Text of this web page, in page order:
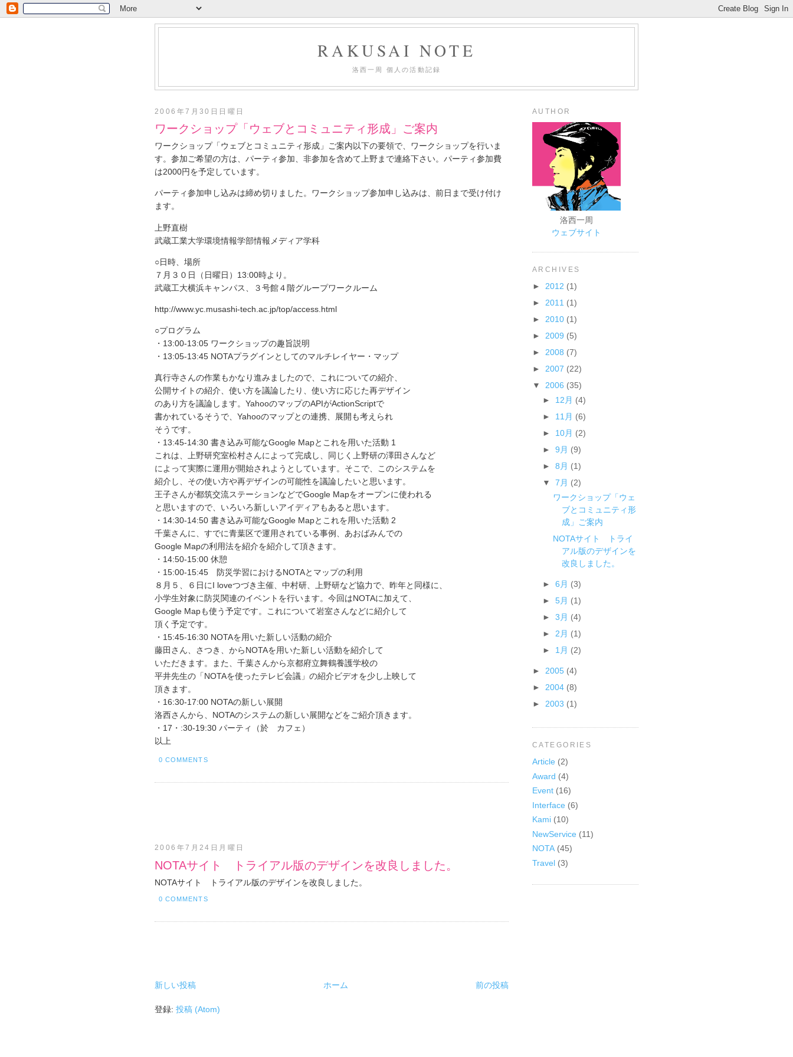
RAKUSAI NOTE
洛西一周 個人の活動記録
2006年7月30日日曜日
ワークショップ「ウェブとコミュニティ形成」ご案内
ワークショップ「ウェブとコミュニティ形成」ご案内以下の要領で、ワークショップを行いま
す。参加ご希望の方は、パーティ参加、非参加を含めて上野まで連絡下さい。パーティ参加費
は2000円を予定しています。
パーティ参加申し込みは締め切りました。ワークショップ参加申し込みは、前日まで受け付け
ます。
上野直樹
武蔵工業大学環境情報学部情報メディア学科
○日時、場所
７月３０日（日曜日）13:00時より。
武蔵工大横浜キャンパス、３号館４階グループワークルーム
http://www.yc.musashi-tech.ac.jp/top/access.html
○プログラム
・13:00-13:05 ワークショップの趣旨説明
・13:05-13:45 NOTAプラグインとしてのマルチレイヤー・マップ
真行寺さんの作業もかなり進みましたので、これについての紹介、
公開サイトの紹介、使い方を議論したり、使い方に応じた再デザイン
のあり方を議論します。YahooのマップのAPIがActionScriptで
書かれているそうで、Yahooのマップとの連携、展開も考えられ
そうです。
・13:45-14:30 書き込み可能なGoogle Mapとこれを用いた活動 1
これは、上野研究室松村さんによって完成し、同じく上野研の澤田さんなど
によって実際に運用が開始されようとしています。そこで、このシステムを
紹介し、その使い方や再デザインの可能性を議論したいと思います。
王子さんが都筑交流ステーションなどでGoogle Mapをオープンに使われる
と思いますので、いろいろ新しいアイディアもあると思います。
・14:30-14:50 書き込み可能なGoogle Mapとこれを用いた活動 2
千葉さんに、すでに青葉区で運用されている事例、あおばみんでの
Google Mapの利用法を紹介を紹介して頂きます。
・14:50-15:00 休憩
・15:00-15:45 防災学習におけるNOTAとマップの利用
８月５、６日にI loveつづき主催、中村研、上野研など協力で、昨年と同様に、
小学生対象に防災関連のイベントを行います。今回はNOTAに加えて、
Google Mapも使う予定です。これについて岩室さんなどに紹介して
頂く予定です。
・15:45-16:30 NOTAを用いた新しい活動の紹介
藤田さん、さつき、からNOTAを用いた新しい活動を紹介して
いただきます。また、千葉さんから京都府立舞鶴養護学校の
平井先生の「NOTAを使ったテレビ会議」の紹介ビデオを少し上映して
頂きます。
・16:30-17:00 NOTAの新しい展開
洛西さんから、NOTAのシステムの新しい展開などをご紹介頂きます。
・17・:30-19:30 パーティ（於 カフェ）
以上
0 COMMENTS
2006年7月24日月曜日
NOTAサイト トライアル版のデザインを改良しました。
NOTAサイト トライアル版のデザインを改良しました。
0 COMMENTS
新しい投稿 前の投稿
ホーム
登録: 投稿 (Atom)
AUTHOR
洛西一周
ウェブサイト
ARCHIVES
► 2012 (1)
► 2011 (1)
► 2010 (1)
► 2009 (5)
► 2008 (7)
► 2007 (22)
▼ 2006 (35)
► 12月 (4)
► 11月 (6)
► 10月 (2)
► 9月 (9)
► 8月 (1)
▼ 7月 (2)
ワークショップ「ウェ
ブとコミュニティ形
成」ご案内
NOTAサイト トライ
アル版のデザインを
改良しました。
► 6月 (3)
► 5月 (1)
► 3月 (4)
► 2月 (1)
► 1月 (2)
► 2005 (4)
► 2004 (8)
► 2003 (1)
CATEGORIES
Article (2)
Award (4)
Event (16)
Interface (6)
Kami (10)
NewService (11)
NOTA (45)
Travel (3)